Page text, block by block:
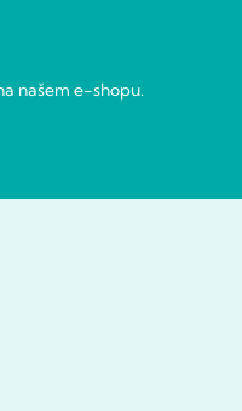
našem e-shopu.